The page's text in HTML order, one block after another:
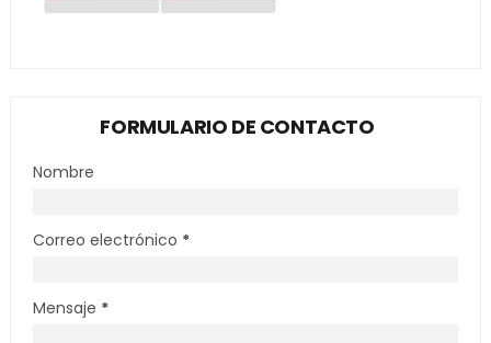
FORMULARIO DE CONTACTO
Nombre
Correo electrónico *
Mensaje *